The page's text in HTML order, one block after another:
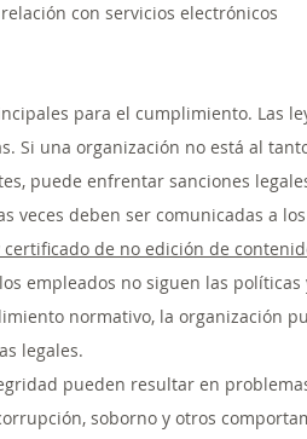
con servicios electrónicos
para el cumplimiento. Las
Si una organización no está al
puede enfrentar sanciones
veces deben ser comunicadas a los
de no edición de
empleados no siguen las políticas
normativo, la organización
legales.
pueden resultar en
soborno y otros